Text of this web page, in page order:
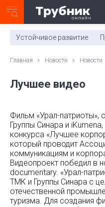
0:00/ 11:03
Устойчивое развитие
Главная Новости Новости
Лучшее видео
Фильм «Урал-патриоты»,
Группы Синара и
конкурса «Лучшее
который проводит
коммуникациям и
Видеопроект победил в
documentary. «Урал-
ТМК и Группы Синара с
отечественной
туризма. Для создания